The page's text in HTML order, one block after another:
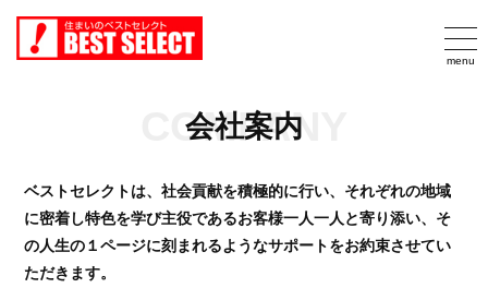
会社案内
COMPANY
ベストセレクトは、社会貢献を積極的に行い、それぞれの地域
に密着し特色を学び主役であるお客様一人一人と寄り添い、そ
の人生の１ページに刻まれるようなサポートをお約束させてい
ただきます。